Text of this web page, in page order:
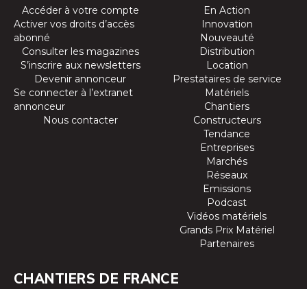
Accéder à votre compte
Activer vos droits d’accès
abonné
Consulter les magazines
S’inscrire aux newsletters
Devenir annonceur
Se connecter à l’extranet
annonceur
Nous contacter
En Action
Innovation
Nouveauté
Distribution
Location
Prestataires de service
Matériels
Chantiers
Constructeurs
Tendance
Entreprises
Marchés
Réseaux
Emissions
Podcast
Vidéos matériels
Grands Prix Matériel
Partenaires
CHANTIERS DE FRANCE